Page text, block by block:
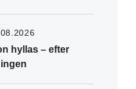
hyllas – efter